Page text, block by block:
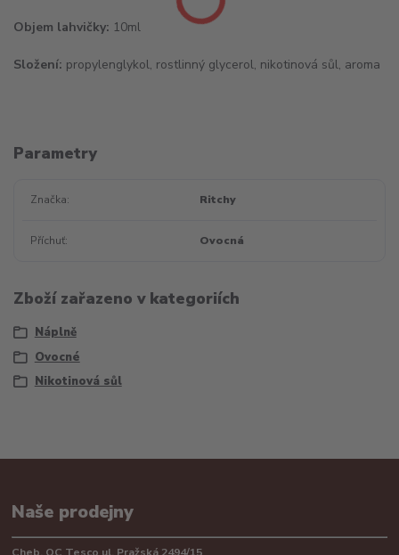
Objem lahvičky: 10ml
Složení: propylenglykol, rostlinný glycerol, nikotinová sůl, aroma
Parametry
Značka Ritchy
Příchuť Ovocná
Zboží zařazeno v kategoriích
Náplně
Ovocné
Nikotinová sůl
Naše prodejny
Cheb, OC Tesco ul. Pražská 2494/15